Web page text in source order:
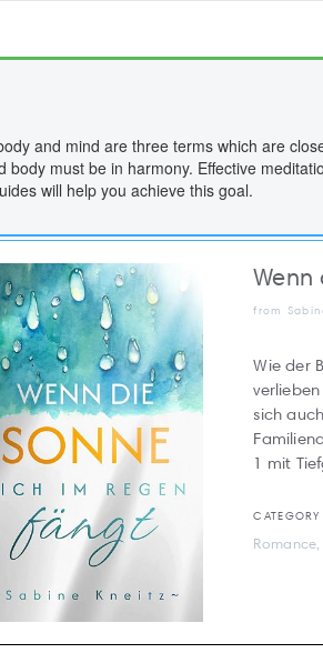
and mind are three terms which are
body must be in harmony. Effective
will help you achieve this goal.
Wenn
from
Wie der
sich
1 mit
CATEGORY